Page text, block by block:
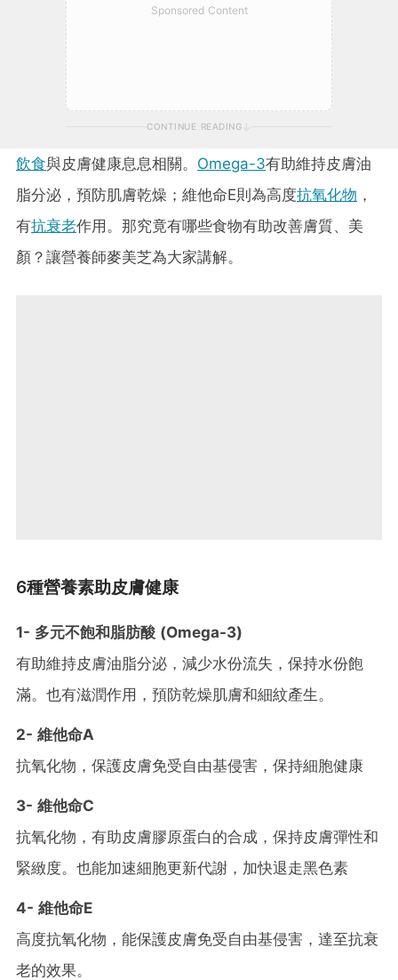
Sponsored Content
CONTINUE READING
飲食與皮膚健康息息相關。 Omega-3有助維持皮膚油
脂分泌，預防肌膚乾燥；維他命E則為高度抗氧化物 ，
有抗衰老作用。那究竟有哪些食物有助改善膚質、美
顏？讓營養師麥美芝為大家講解。
6種營養素助皮膚健康
1- 多元不飽和脂肪酸 (Omega-3)
有助維持皮膚油脂分泌，減少水份流失，保持水份飽
滿。也有滋潤作用，預防乾燥肌膚和細紋產生。
2- 維他命A
抗氧化物，保護皮膚免受自由基侵害，保持細胞健康
3- 維他命C
抗氧化物，有助皮膚膠原蛋白的合成，保持皮膚彈性和
緊緻度。也能加速細胞更新代謝，加快退走黑色素
4- 維他命E
高度抗氧化物，能保護皮膚免受自由基侵害，達至抗衰
老的效果。